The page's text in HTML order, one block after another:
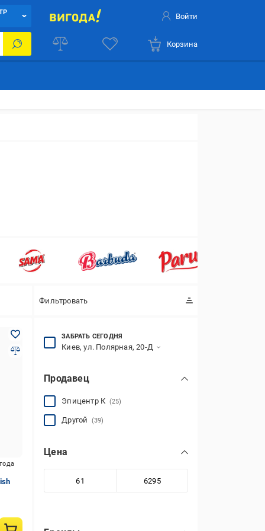
Войти
Корзина
Фильтровать
ЗАБРАТЬ СЕГОДНЯ
Киев, ул. Полярная, 20-Д
Продавец
Эпицентр К (25)
Другой (39)
Цена